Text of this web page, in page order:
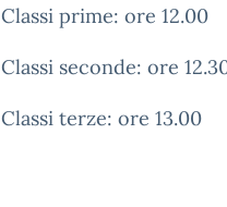
Classi prime: ore 12.00
Classi seconde: ore
Classi terze: ore 13.00